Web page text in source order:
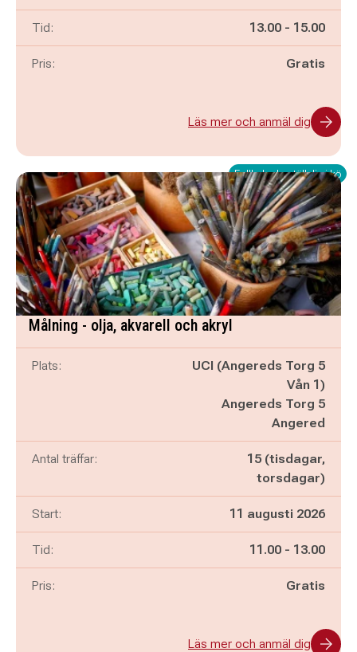
Tid: Pågår mellan
13.00 - och
15.00
Pris: Gratis
Läs mer och anmäl dig
Fullbokad - ställ dig i kö
Målning - olja, akvarell och akryl
Plats:
UCI (Angereds Torg 5
Vån 1)
Angereds Torg 5
Angered
Antal träffar:
15 (tisdagar,
torsdagar)
Start: 11 augusti 2026
Tid: Pågår mellan
11.00 - och
13.00
Pris: Gratis
Läs mer och anmäl dig